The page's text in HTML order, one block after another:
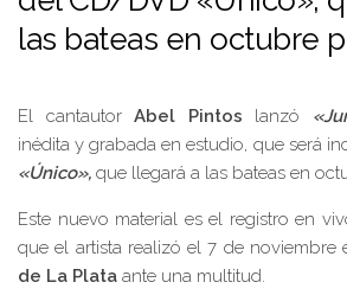
las bateas en octubre
El cantautorAbel Pintos lanzó
inédita y grabada en estudio, que será
«Único», que llegará a las bateas en
Este nuevo material es el registro en
que el artista realizó el 7 de noviembre
de La Plata ante una multitud.